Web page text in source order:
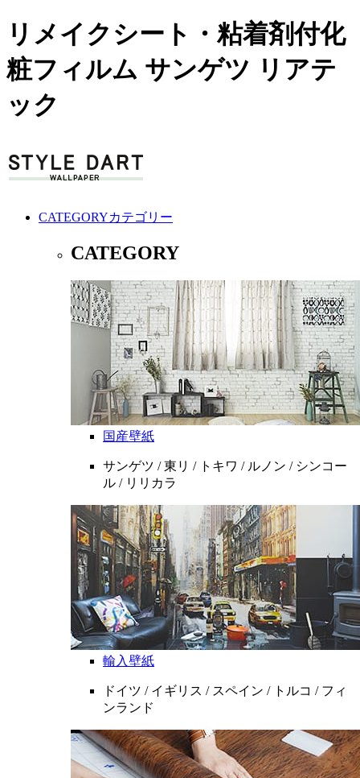
リメイクシート・粘着剤付化
粧フィルム サンゲツ リアテ
ック
CATEGORYカテゴリー
CATEGORY
国産壁紙
サンゲツ / 東リ / トキワ / ルノン / シンコー
ル / リリカラ
輸入壁紙
ドイツ / イギリス / スペイン / トルコ / フィ
ンランド